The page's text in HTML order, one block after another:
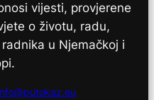
vijesti, provjerene
o životu, radu,
u Njemačkoj i